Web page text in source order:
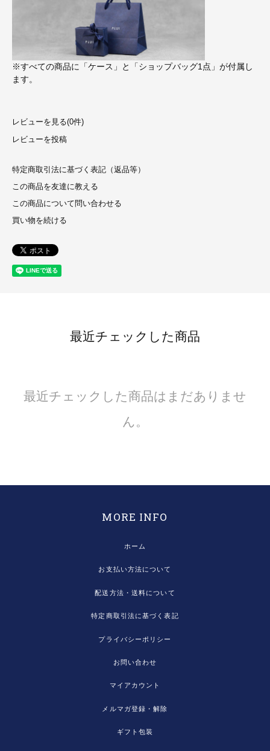
※すべての商品に「ケース」と「ショップバッグ1点」が付属し
ます。
レビューを見る(0件)
レビューを投稿
特定商取引法に基づく表記（返品等）
この商品を友達に教える
この商品について問い合わせる
買い物を続ける
最近チェックした商品
最近チェックした商品はまだありませ
ん。
MORE INFO
ホーム
お支払い方法について
配送方法・送料について
特定商取引法に基づく表記
プライバシーポリシー
お問い合わせ
マイアカウント
メルマガ登録・解除
ギフト包装